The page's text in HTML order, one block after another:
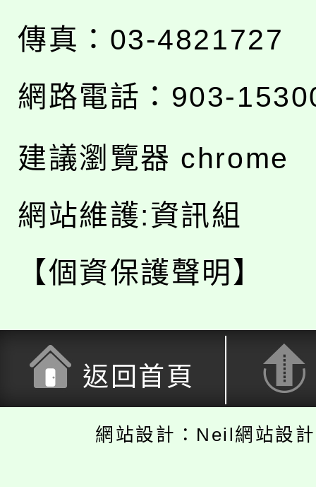
傳真：03-4821727
網路電話：903-
建議瀏覽器 chrome
網站維護:資訊組
【個資保護聲明】
返回首頁
網站設計：Neil網站設